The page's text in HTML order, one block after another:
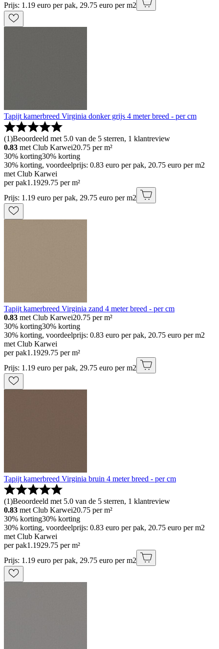
Prijs: 1.19 euro per pak, 29.75 euro per m2
Tapijt kamerbreed Virginia donker grijs 4 meter breed - per cm
(1)Beoordeeld met 5.0 van de 5 sterren, 1 klantreview
0.83 met Club Karwei20.75 per m²
30% korting30% korting
30% korting, voordeelprijs: 0.83 euro per pak, 20.75 euro per m2
met Club Karwei
per pak1 .1929.75 per m²
Prijs: 1.19 euro per pak, 29.75 euro per m2
Tapijt kamerbreed Virginia zand 4 meter breed - per cm
0.83 met Club Karwei20.75 per m²
30% korting30% korting
30% korting, voordeelprijs: 0.83 euro per pak, 20.75 euro per m2
met Club Karwei
per pak1 .1929.75 per m²
Prijs: 1.19 euro per pak, 29.75 euro per m2
Tapijt kamerbreed Virginia bruin 4 meter breed - per cm
(1)Beoordeeld met 5.0 van de 5 sterren, 1 klantreview
0.83 met Club Karwei20.75 per m²
30% korting30% korting
30% korting, voordeelprijs: 0.83 euro per pak, 20.75 euro per m2
met Club Karwei
per pak1 .1929.75 per m²
Prijs: 1.19 euro per pak, 29.75 euro per m2